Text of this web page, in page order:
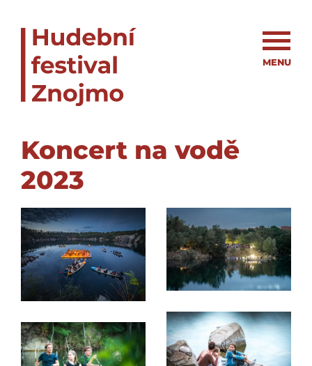
MENU
Koncert na vodě
2023